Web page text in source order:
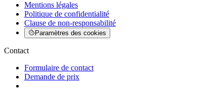
Mentions légales
Politique de confidentialité
Clause de non-responsabilité
Paramètres des cookies
Contact
Formulaire de contact
Demande de prix